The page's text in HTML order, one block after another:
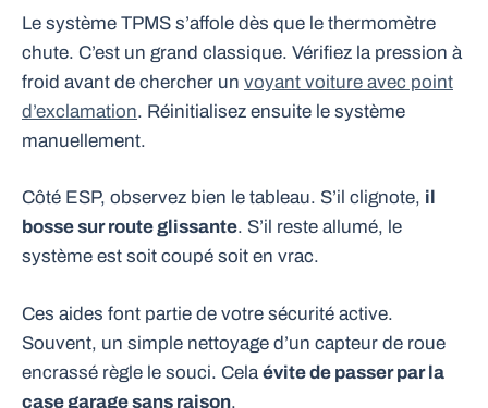
Le système TPMS s’affole dès que le thermomètre
chute. C’est un grand classique. Vérifiez la pression à
froid avant de chercher un voyant voiture avec point
d’exclamation. Réinitialisez ensuite le système
manuellement.
Côté ESP, observez bien le tableau. S’il clignote, il
bosse sur route glissante. S’il reste allumé, le
système est soit coupé soit en vrac.
Ces aides font partie de votre sécurité active.
Souvent, un simple nettoyage d’un capteur de roue
encrassé règle le souci. Cela évite de passer par la
case garage sans raison.